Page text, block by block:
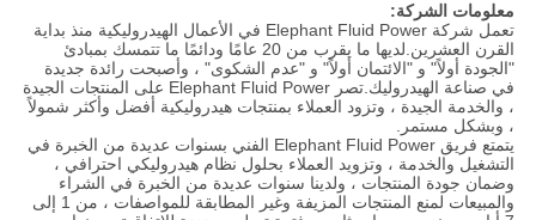
معلومات الشركة:
تعمل شركة Elephant Fluid Power في الأعمال الهيدروليكية منذ بداية
القرن العشرين.لديها ما يقرب من 20 عامًا ودائمًا ما تتمسك بمبادئ
"الجودة أولاً" و "الائتمان أولاً" و "عدم الشكوى" ، وأصبحت رائدة جديدة
في صناعة الهيدروليك.تصر Elephant Fluid Power على المنتجات الجيدة
، والخدمة الجيدة ، وتزود العملاء بمنتجات هيدروليكية أفضل وأكثر شمولاً
، وبشكل مستمر.
يتمتع فريق Elephant Fluid Power الفني بسنوات عديدة من الخبرة في
التشغيل والخدمة ، وتزويد العملاء بحلول نظام هيدروليكي احترافي ،
وضمان جودة المنتجات ، ولدينا سنوات عديدة من الخبرة في الشراء
والمبيعات لمنع المنتجات المزيفة وغير المطابقة للمواصفات ، من 1 إلى